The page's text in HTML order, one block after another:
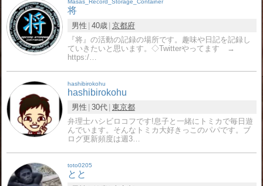
Masas_Record_Storage_Container
将
男性 40歳 京都府
『将』の活動の記録の場所です。趣味や日記を記録し
ていきたいと思います。◇Twitterやってます →
https:/…
hashibirokohu
hashibirokohu
男性 30代 東京都
弁理士ハシビロコフです!息子と一緒にトミカで毎日遊
んでいます。そんなトミカ大好きっこのパパです。ブ
ログ更新頻度は週3…
toto0205
とと